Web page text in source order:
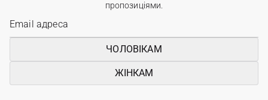
пропозиціями.
ЧОЛОВІКАМ
ЖІНКАМ